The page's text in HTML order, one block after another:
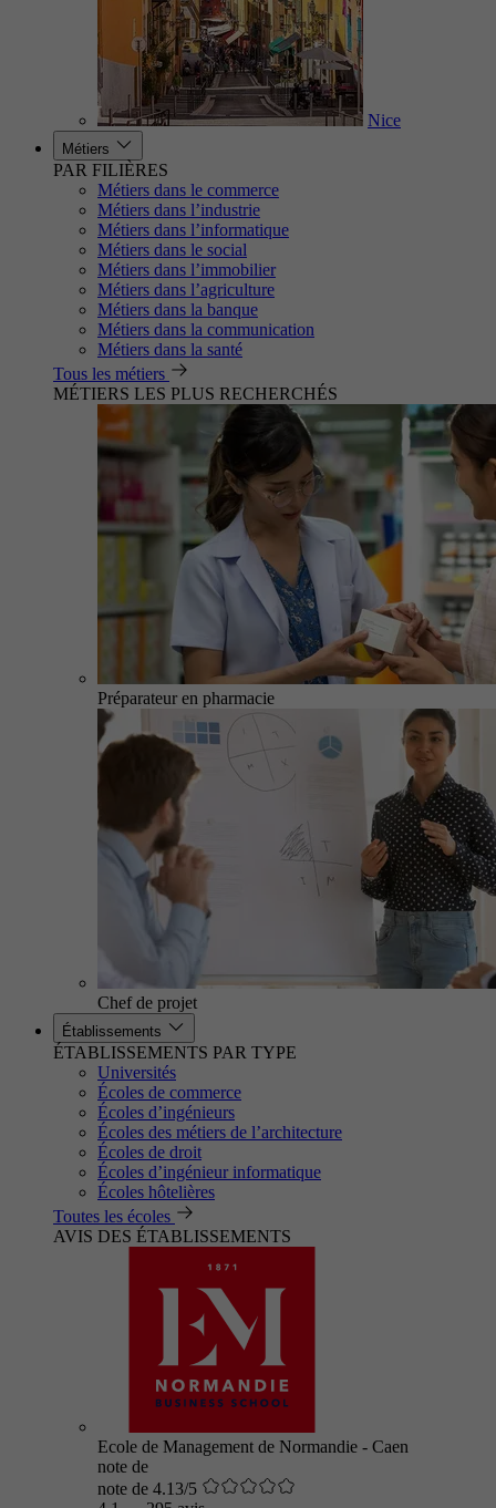
Nice
Métiers
PAR FILIÈRES
Métiers dans le commerce
Métiers dans l’industrie
Métiers dans l’informatique
Métiers dans le social
Métiers dans l’immobilier
Métiers dans l’agriculture
Métiers dans la banque
Métiers dans la communication
Métiers dans la santé
Tous les métiers
MÉTIERS LES PLUS RECHERCHÉS
Préparateur en pharmacie
Chef de projet
Établissements
ÉTABLISSEMENTS PAR TYPE
Universités
Écoles de commerce
Écoles d’ingénieurs
Écoles des métiers de l’architecture
Écoles de droit
Écoles d’ingénieur informatique
Écoles hôtelières
Toutes les écoles
AVIS DES ÉTABLISSEMENTS
Ecole de Management de Normandie - Caen
note de
note de 4.13/5